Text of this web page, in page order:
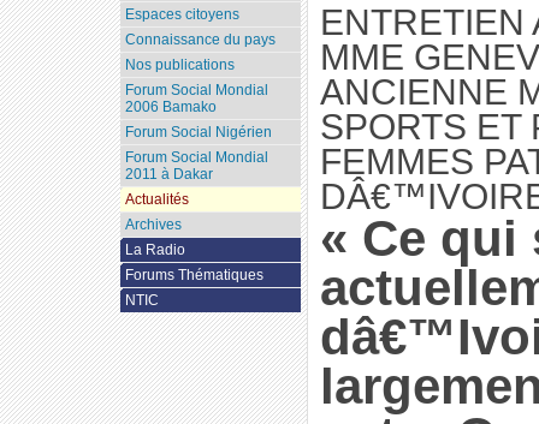
ENTRETIEN
MME
ANCIENNE
SPORTS ET
FEMMES
« Ce qui
Espaces citoyens
Connaissance du pays
Nos publications
Forum Social Mondial
2006 Bamako
Forum Social Nigérien
Forum Social Mondial
2011 à Dakar
Actualités
Archives
La Radio
Forums Thématiques
NTIC